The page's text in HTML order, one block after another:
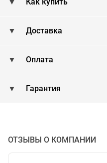
Доставка
Оплата
Гарантия
ОТЗЫВЫ О КОМПАНИИ